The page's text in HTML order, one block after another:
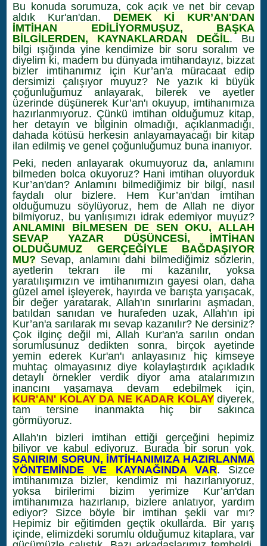
Bu konuda sorumuza, çok açık ve net bir cevap
aldık Kur'an'dan. DEMEK Kİ KUR’AN'DAN
İMTİHAN EDİLİYORMUŞUZ, BAŞKA
BİLGİLERDEN, KAYNAKLARDAN DEĞİL. Bu
bilgi ışığında yine kendimize bir soru soralım ve
diyelim ki, madem bu dünyada imtihandayız, bizzat
bizler imtihanımız için Kur’an'a müracaat edip
dersimizi çalışıyor muyuz? Ne yazık ki büyük
çoğunluğumuz anlayarak, bilerek ve ayetler
üzerinde düşünerek Kur’an'ı okuyup, imtihanımıza
hazırlanmıyoruz. Çünkü imtihan olduğumuz kitap,
her detayın ve bilginin olmadığı, açıklanmadığı,
dahada kötüsü herkesin anlayamayacağı bir kitap
ilan edilmiş ve genel çoğunluğumuz buna inanıyor.
Peki, neden anlayarak okumuyoruz da, anlamını
bilmeden bolca okuyoruz? Hani imtihan oluyorduk
Kur’an'dan? Anlamını bilmediğimiz bir bilgi, nasıl
faydalı olur bizlere. Hem Kur’an'dan imtihan
olduğumuzu söylüyoruz, hem de Allah ne diyor
bilmiyoruz, bu yanlışımızı idrak edemiyor muyuz?
ANLAMINI BİLMESEN DE SEN OKU, ALLAH
SEVAP YAZAR DÜŞÜNCESİ, İMTİHAN
OLDUĞUMUZ GERÇEĞİYLE BAĞDAŞIYOR
MU? Sevap, anlamını dahi bilmediğimiz sözlerin,
ayetlerin tekrarı ile mi kazanılır, yoksa
yaratılışımızın ve imtihanımızın gayesi olan, daha
güzel amel işleyerek, hayırda ve barışta yarışacak,
bir değer yaratarak, Allah'ın sınırlarını aşmadan,
batıldan sanıdan ve hurafeden uzak, Allah'ın ipi
Kur’an'a sarılarak mı sevap kazanılır? Ne dersiniz?
Çok ilginç değil mi, Allah Kur'an'a sarılın ondan
sorumlusunuz dedikten sonra, birçok ayetinde
yemin ederek Kur'an'ı anlayasınız hiç kimseye
muhtaç olmayasınız diye kolaylaştırdık açıkladık
detaylı örnekler verdik diyor ama atalarımızın
inancını yaşamaya devam edebilmek için,
KUR'AN' KOLAY DA NE KADAR KOLAYdiyerek,
tam tersine inanmakta hiç bir sakınca
görmüyoruz.
Allah'ın bizleri imtihan ettiği gerçeğini hepimiz
biliyor ve kabul ediyoruz. Burada bir sorun yok.
SANIRIM SORUN, İMTİHANIMIZA HAZIRLANMA
YÖNTEMİNDE VE KAYNAĞINDA VAR. Sizce
imtihanımıza bizler, kendimiz mi hazırlanıyoruz,
yoksa birilerimi bizim yerimize Kur’an'dan
imtihanımıza hazırlanıp, bizlere anlatıyor, yardım
ediyor? Sizce böyle bir imtihan şekli var mı?
Hepimiz bir eğitimden geçtik okullarda. Bir yarış
içinde, elimizdeki sorumlu olduğumuz kitaplara, var